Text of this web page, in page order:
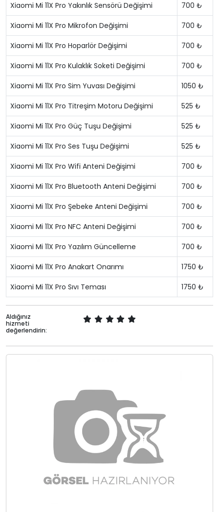
Xiaomi Mi 11X Pro Yakınlık Sensörü Değişimi 700 ₺
Xiaomi Mi 11X Pro Mikrofon Değişimi 700 ₺
Xiaomi Mi 11X Pro Hoparlör Değişimi 700 ₺
Xiaomi Mi 11X Pro Kulaklık Soketi Değişimi 700 ₺
Xiaomi Mi 11X Pro Sim Yuvası Değişimi 1050 ₺
Xiaomi Mi 11X Pro Titreşim Motoru Değişimi 525 ₺
Xiaomi Mi 11X Pro Güç Tuşu Değişimi 525 ₺
Xiaomi Mi 11X Pro Ses Tuşu Değişimi 525 ₺
Xiaomi Mi 11X Pro Wifi Anteni Değişimi 700 ₺
Xiaomi Mi 11X Pro Bluetooth Anteni Değişimi 700 ₺
Xiaomi Mi 11X Pro Şebeke Anteni Değişimi 700 ₺
Xiaomi Mi 11X Pro NFC Anteni Değişimi 700 ₺
Xiaomi Mi 11X Pro Yazılım Güncelleme 700 ₺
Xiaomi Mi 11X Pro Anakart Onarımı 1750 ₺
Xiaomi Mi 11X Pro Sıvı Teması 1750 ₺
Aldığınız
hizmeti
değerlendirin: